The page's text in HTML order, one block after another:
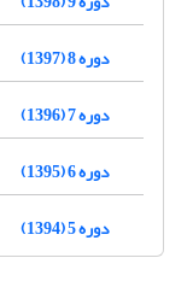
دوره 8 (1397)
دوره 7 (1396)
دوره 6 (1395)
دوره 5 (1394)